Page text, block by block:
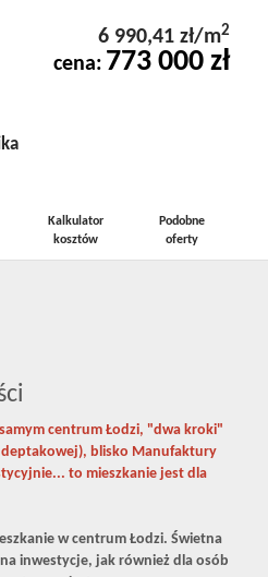
Kontakt
6 990,41 zł/m2
cena: 773 000 zł
Kalkulator
kosztów
Podobne
oferty
centrum Łodzi, "dwa kroki"
blisko Manufaktury
to mieszkanie jest dla
w centrum Łodzi. Świetna
inwestycje, jak również dla osób